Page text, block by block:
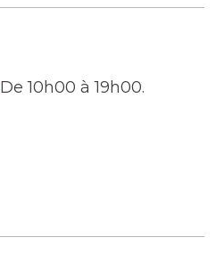
pause gourmande…
10h00 à 19h00.